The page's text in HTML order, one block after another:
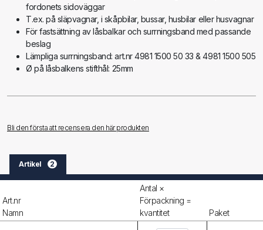
fordonets sidoväggar
T.ex. på släpvagnar, i skåpbilar, bussar, husbilar eller husvagnar
För fastsättning av låsbalkar och surrningsband med passande
beslag
Lämpliga surrningsband: art.nr 4981 1500 50 33 & 4981 1500 505
Ø på låsbalkens stifthål: 25mm
Bli den första att recensera den här produkten
Artikel 2
Art.nr
Namn
Antal ×
Förpackning =
kvantitet
Paket